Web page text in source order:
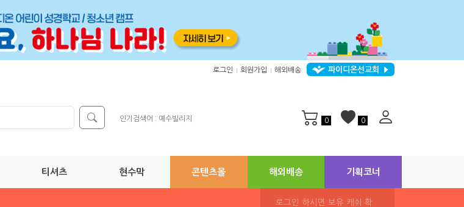
로그인 회원가입 해외배송 파이디온선교회
인기검색어 : 예수빌리지 0 0
티셔츠 현수막 콘텐츠몰 해외배송 기획코너
로그인 하시면 보유 캐쉬 확